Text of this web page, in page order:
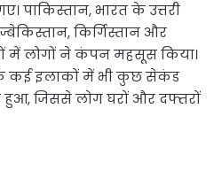
पाकिस्तान, भारत के उत्तरी
किर्गिस्तान और
में लोगों ने कंपन महसूस किया।
कई इलाकों में भी कुछ सेकंड
जिससे लोग घरों और दफ्तरों